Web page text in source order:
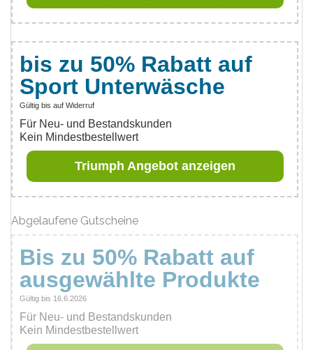
bis zu 50% Rabatt auf
Sport Unterwäsche
Gültig bis auf Widerruf
Für Neu- und Bestandskunden
Kein Mindestbestellwert
Triumph Angebot anzeigen
Abgelaufene Gutscheine
Bis zu 50% Rabatt auf
ausgewählte Produkte
Gültig bis 16.6.2026
Für Neu- und Bestandskunden
Kein Mindestbestellwert